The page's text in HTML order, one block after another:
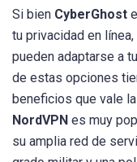
Si bien CyberGhost
tu privacidad en
pueden adaptarse a
de estas opciones
beneficios que vale
NordVPN es muy
su amplia red de